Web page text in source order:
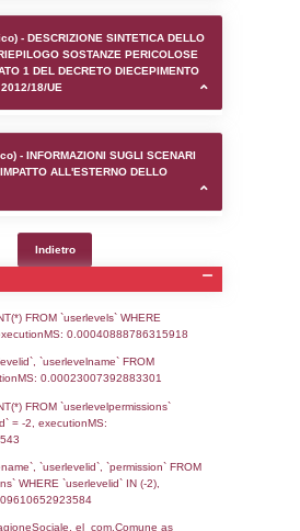
A1 (pubblico) - INFORMAZIONI
D (pubblico) - INFORMAZIONI
CERTIFICAZIONI E
A CUI è SOGGETTO LO
F (pubblico) - DESCRIZIONE
TERRITORIO
H (pubblico) - DESCRIZIONE
E RIEPILOGO SOSTANZE